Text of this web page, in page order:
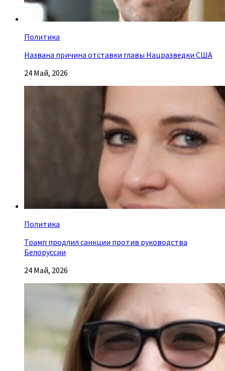
Политика
Названа причина отставки главы Нацразведки США
24 Май, 2026
Политика
Трамп продлил санкции против руководства
Белоруссии
24 Май, 2026